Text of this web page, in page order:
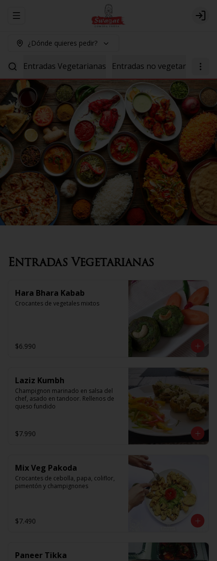
Abrir menu de navegación Login
¿Dónde quieres pedir?
Entradas Vegetarianas Entradas no vegetarianas
Entradas Vegetarianas
Hara Bhara Kabab
Crocantes de vegetales mixtos
$6.990
Laziz Kumbh
Champignon marinado en salsa del
chef, asado en tandoor. Rellenos de
queso fundido
$7.990
Mix Veg Pakoda
Crocantes de cebolla, papa, coliflor,
pimentón y champignones
$7.490
Paneer Tikka